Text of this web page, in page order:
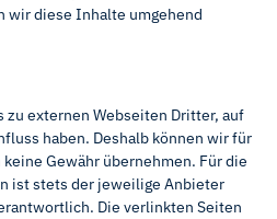
wir diese Inhalte umgehend
zu externen Webseiten Dritter, auf
haben. Deshalb können wir für
Gewähr übernehmen. Für die
ist stets der jeweilige Anbieter
Die verlinkten Seiten